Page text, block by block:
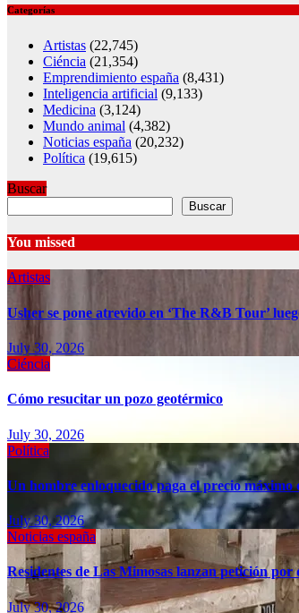
Categorías
Artistas (22,745)
Ciéncia (21,354)
Emprendimiento españa (8,431)
Inteligencia artificial (9,133)
Medicina (3,124)
Mundo animal (4,382)
Noticias españa (20,232)
Política (19,615)
Buscar
Buscar
You missed
Artistas
Usher se pone atrevido en ‘The R&B Tour’
July 30, 2026
Ciéncia
Cómo resucitar un pozo geotérmico
July 30, 2026
Política
Un hombre enloquecido paga el precio
July 30, 2026
Noticias españa
Residentes de Las Mimosas lanzan petición por
July 30, 2026